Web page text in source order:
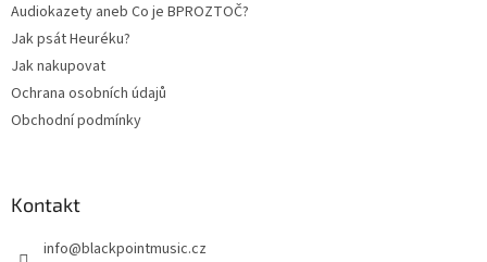
Audiokazety aneb Co je BPROZTOČ?
Jak psát Heuréku?
Jak nakupovat
Ochrana osobních údajů
Obchodní podmínky
Kontakt
info@blackpointmusic.cz